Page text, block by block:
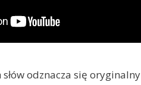
odznacza się